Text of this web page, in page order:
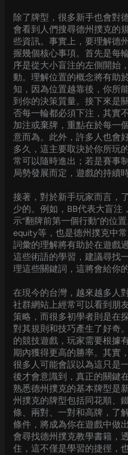
除了牌型，很多新手也會對
會看到人們搜尋德州撲克的
些資訊。事實上，要理解德
握幾個核心事項。首先是每
序是從大小盲注的左側開始
動。理解位置的概念將有助
知，因為位置越靠後，你所
到你的決策質量。接下來是
否每一輪都必須下注，其實
加注或棄牌，重點在於每一
意而為。此外，許多人也會
多久，這主要取決於你所玩
常可以隨時進出；若是賽事
局勢發展而定，遊戲的持續
接著，對於新手玩家而言，
少的。例如，BB代表大盲注
示“翻牌前第一個行動”的位
equity等，也是德州撲克中
詞彙的理解將有助於在遊戲
這些術語的學習，建議尋找
理這些關鍵詞，這將會給你
在現今的台灣，越來越多人
社群網站上經常可以看到朋
策略，而很多初學者則是在
對其規則和技巧產生了好奇
的競技遊戲，玩家需要根據
期內獲得更高的勝率。其實
很多人可能會誤以為這只是
後才會意識到，真正的關鍵
熟悉德州撲克的基本牌型是
州撲克的牌型包括同花順、
條、兩對、一對和高牌，了
條件，將成為你在遊戲中做
會尋找德州撲克教學書籍，
住，這不僅是學習的捷徑，